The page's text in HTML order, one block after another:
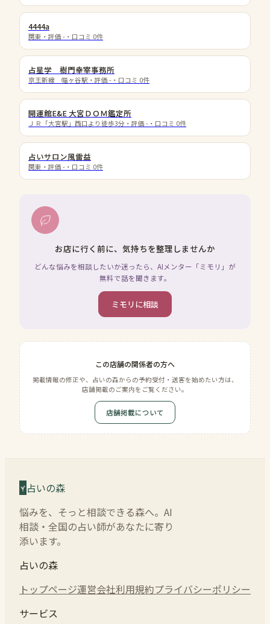
4444a
関東 ・評価 - ・口コミ 0件
占星学 樹門幸宰事務所
京王新線 幅ヶ谷駅 ・評価 - ・口コミ 0件
開運館E&E 大宮ＤＯＭ鑑定所
ＪＲ「大宮駅」西口より徒歩3分 ・評価 - ・口コミ 0件
占いサロン風雷益
関東 ・評価 - ・口コミ 0件
お店に行く前に、気持ちを整理しませんか
どんな悩みを相談したいか迷ったら、AIメンター「ミモリ」が
無料で話を聞きます。
ミモリに相談
この店舗の関係者の方へ
掲載情報の修正や、占いの森からの予約受付・送客を始めたい方は、
店舗掲載のご案内をご覧ください。
店舗掲載について
占いの森
悩みを、そっと相談できる森へ。AI
相談・全国の占い師があなたに寄り
添います。
占いの森
トップページ運営会社利用規約プライバシーポリシー
サービス